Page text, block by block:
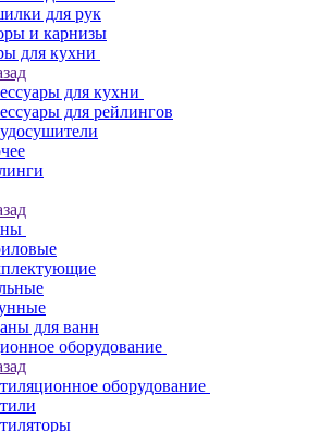
для рук
и карнизы
для кухни
для кухни
для рейлингов
для ванн
оборудование
оборудование